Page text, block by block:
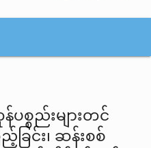
စည်းများတင်
ခြင်း၊ ဆန်းစစ်